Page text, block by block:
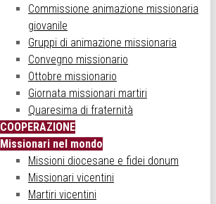
Commissione animazione missionaria
giovanile
Gruppi di animazione missionaria
Convegno missionario
Ottobre missionario
Giornata missionari martiri
Quaresima di fraternità
COOPERAZIONE
Missionari nel mondo
Missioni diocesane e fidei donum
Missionari vicentini
Martiri vicentini